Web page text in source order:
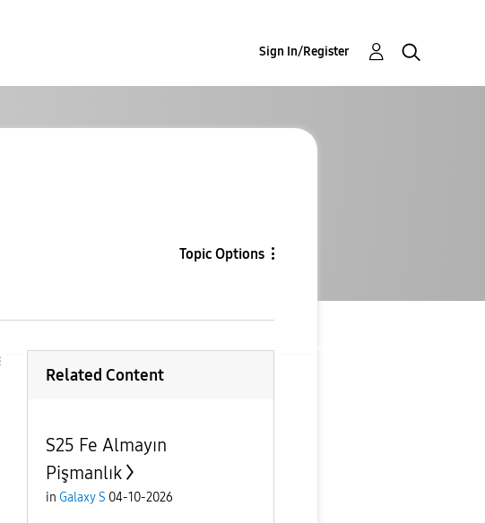
Sign In/Register
Topic Options
Related Content
S25 Fe Almayın
Pişmanlık
in Galaxy S 04-10-2026